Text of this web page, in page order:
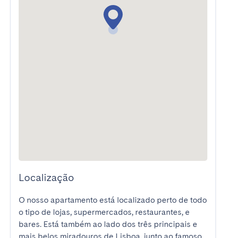
Localização
O nosso apartamento está localizado perto de todo
o tipo de lojas, supermercados, restaurantes, e
bares. Está também ao lado dos três principais e